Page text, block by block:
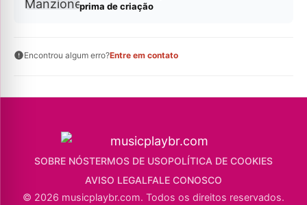
prima de criação
Encontrou algum erro?Entre em contato
SOBRE NÓSTERMOS DE USOPOLÍTICA DE COOKIES
AVISO LEGALFALE CONOSCO
© 2026 musicplaybr.com. Todos os direitos reservados.